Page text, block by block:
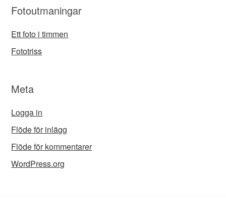
Fotoutmaningar
Ett foto i timmen
Fototriss
Meta
Logga in
Flöde för inlägg
Flöde för kommentarer
WordPress.org